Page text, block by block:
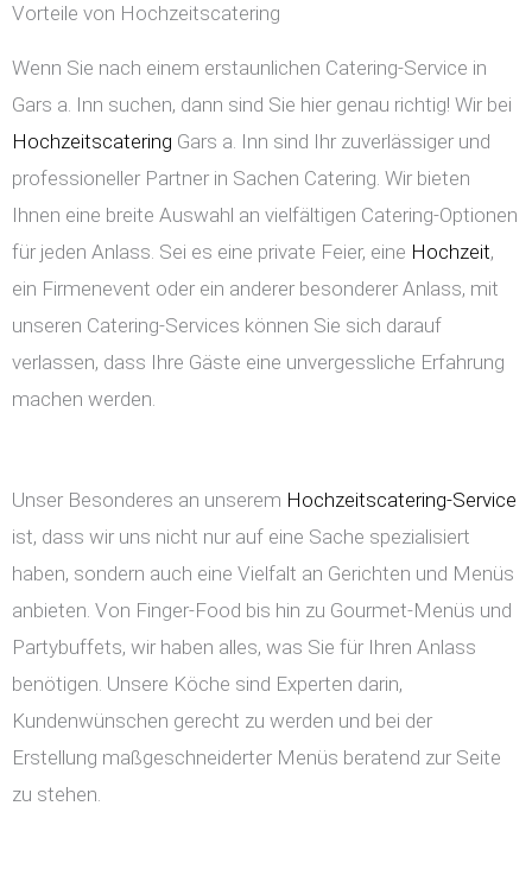
Vorteile von Hochzeitscatering
Wenn Sie nach einem erstaunlichen Catering-Service in
Gars a. Inn suchen, dann sind Sie hier genau richtig! Wir bei
Hochzeitscatering Gars a. Inn sind Ihr zuverlässiger und
professioneller Partner in Sachen Catering. Wir bieten
Ihnen eine breite Auswahl an vielfältigen Catering-Optionen
für jeden Anlass. Sei es eine private Feier, eine Hochzeit,
ein Firmenevent oder ein anderer besonderer Anlass, mit
unseren Catering-Services können Sie sich darauf
verlassen, dass Ihre Gäste eine unvergessliche Erfahrung
machen werden.
Unser Besonderes an unserem Hochzeitscatering-Service
ist, dass wir uns nicht nur auf eine Sache spezialisiert
haben, sondern auch eine Vielfalt an Gerichten und Menüs
anbieten. Von Finger-Food bis hin zu Gourmet-Menüs und
Partybuffets, wir haben alles, was Sie für Ihren Anlass
benötigen. Unsere Köche sind Experten darin,
Kundenwünschen gerecht zu werden und bei der
Erstellung maßgeschneiderter Menüs beratend zur Seite
zu stehen.